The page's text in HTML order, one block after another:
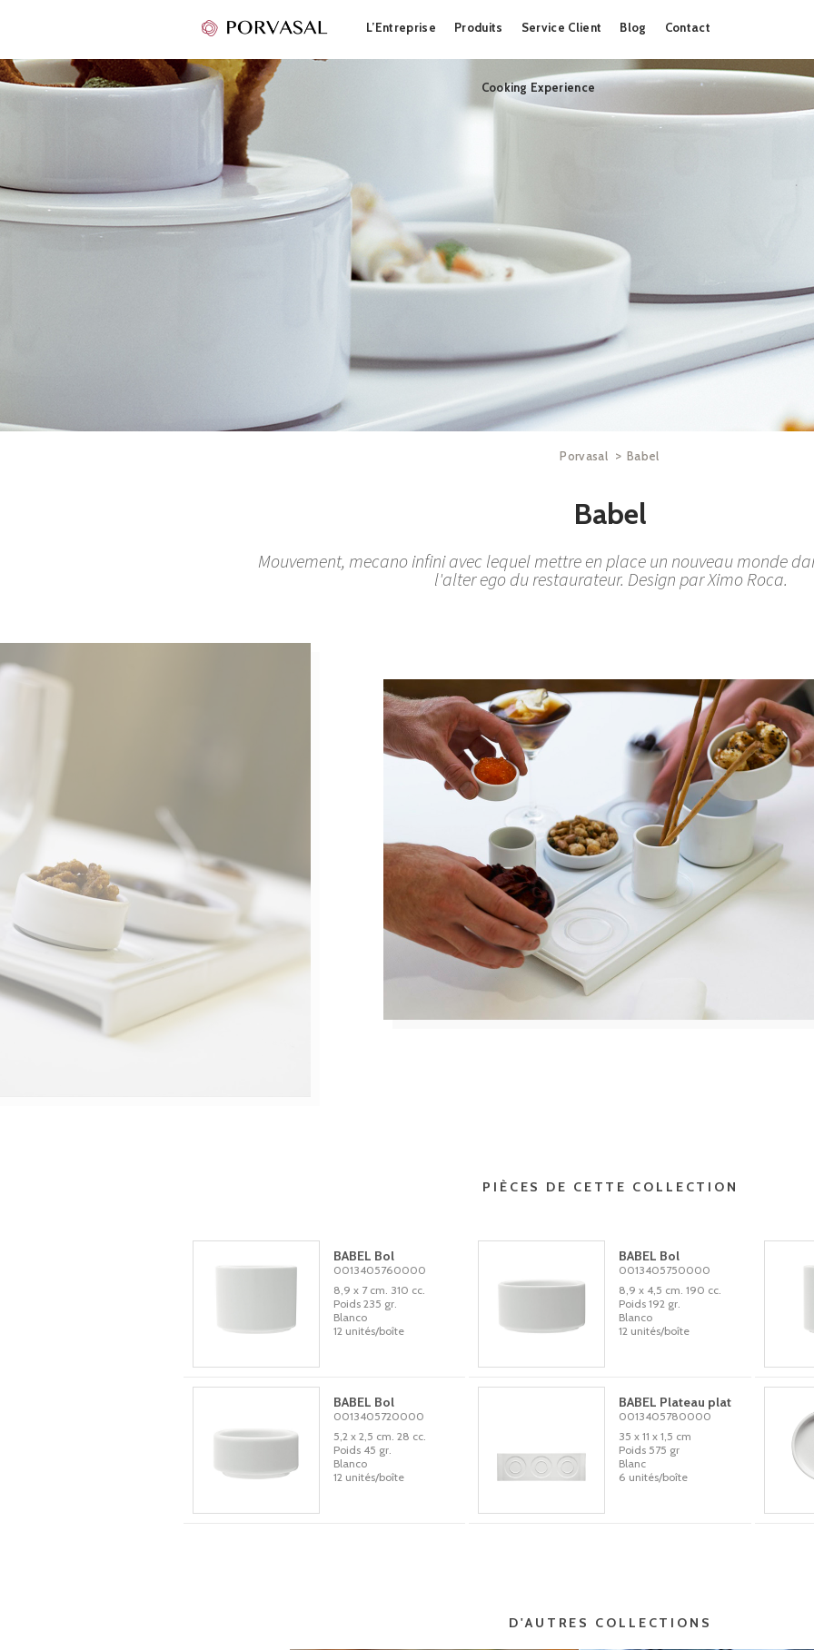
to
L’Entreprise Produits Service Client Blog Contact
Cooking Experience
Porvasal > Babel
Babel
Mouvement, mecano infini avec lequel mettre en place un nouveau monde
l'alter ego du restaurateur. Design par Ximo Roca.
PIÈCES DE CETTE COLLECTION
BABEL Bol
0013405760000
8,9 x 7 cm. 310 cc.
Poids 235 gr.
Blanco
12 unités/boîte
BABEL Bol
0013405750000
8,9 x 4,5 cm. 190 cc.
Poids 192 gr.
Blanco
12 unités/boîte
BABEL Bol
0013405720000
5,2 x 2,5 cm. 28 cc.
Poids 45 gr.
Blanco
12 unités/boîte
BABEL Plateau plat
0013405780000
35 x 11 x 1,5 cm
Poids 575 gr
Blanc
6 unités/boîte
D'AUTRES COLLECTIONS